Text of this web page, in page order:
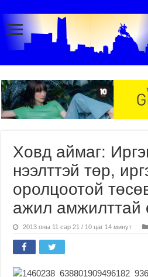
Ховд аймаг:
нээлттэй төр,
оролцоотой
ажил амжилттай
2013 оны 11 сар 21 / 10 цаг 14 минут